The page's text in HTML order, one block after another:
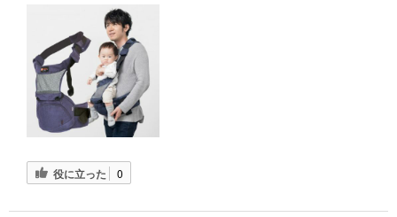
役に立った 0